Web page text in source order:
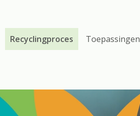
Recyclingproces Toepassingen